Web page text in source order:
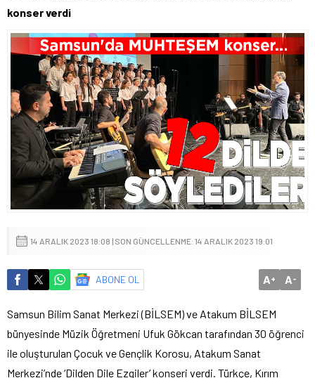
konser verdi
14 ARALIK 2023 18:08 | SON GÜNCELLENME: 14 ARALIK 2023 19:01
ABONE OL A+ A-
Samsun Bilim Sanat Merkezi (BİLSEM) ve Atakum BİLSEM
bünyesinde Müzik Öğretmeni Ufuk Gökcan tarafından 30 öğrenci
ile oluşturulan Çocuk ve Gençlik Korosu, Atakum Sanat
Merkezi’nde ‘Dilden Dile Ezgiler’ konseri verdi. Türkçe, Kırım